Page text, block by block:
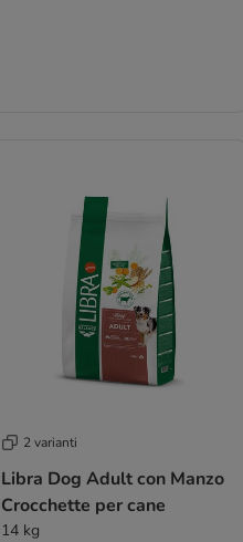
2 varianti
Libra Dog Adult con Manzo
Crocchette per cane
14 kg